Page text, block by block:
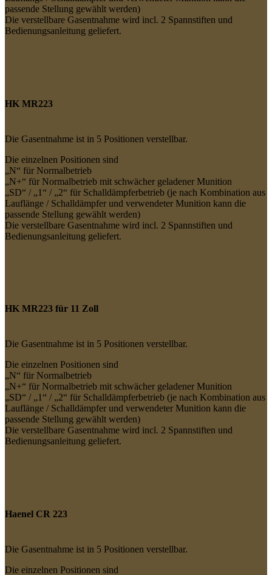
passende Stellung gewählt werden)
Die verstellbare Gasentnahme wird incl. 2 Spannstiften und
Bedienungsanleitung geliefert.
HK MR223
Die Gasentnahme ist in 5 Positionen verstellbar.
Die einzelnen Positionen sind
„N“ für Normalbetrieb
„N+“ für Normalbetrieb mit schwächer geladener Munition
„SD“ / „1“ / „2“ für Schalldämpferbetrieb (je nach Kombination aus
Lauflänge / Schalldämpfer und verwendeter Munition kann die
passende Stellung gewählt werden)
Die verstellbare Gasentnahme wird incl. 2 Spannstiften und
Bedienungsanleitung geliefert.
HK MR223 für 11 Zoll
Die Gasentnahme ist in 5 Positionen verstellbar.
Die einzelnen Positionen sind
„N“ für Normalbetrieb
„N+“ für Normalbetrieb mit schwächer geladener Munition
„SD“ / „1“ / „2“ für Schalldämpferbetrieb (je nach Kombination aus
Lauflänge / Schalldämpfer und verwendeter Munition kann die
passende Stellung gewählt werden)
Die verstellbare Gasentnahme wird incl. 2 Spannstiften und
Bedienungsanleitung geliefert.
Haenel CR 223
Die Gasentnahme ist in 5 Positionen verstellbar.
Die einzelnen Positionen sind